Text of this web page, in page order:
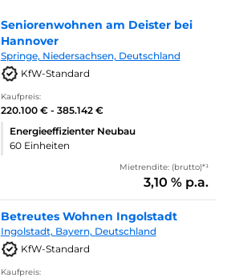
Seniorenwohnen am Deister bei
Hannover
Springe, Niedersachsen, Deutschland
KfW-Standard
Kaufpreis:
220.100 € - 385.142 €
Energieeffizienter Neubau
60 Einheiten
Mietrendite: (brutto)*¹
3,10 % p.a.
Betreutes Wohnen Ingolstadt
Ingolstadt, Bayern, Deutschland
KfW-Standard
Kaufpreis: